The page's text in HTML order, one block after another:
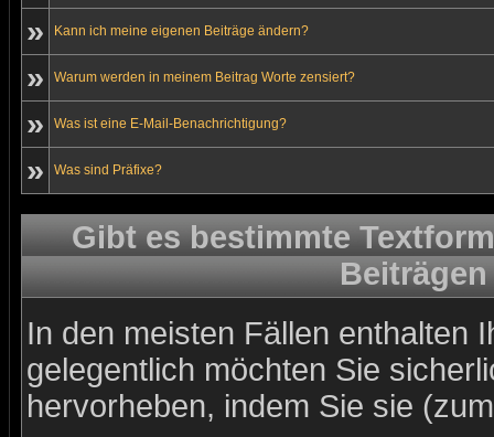
» Kann ich meine eigenen Beiträge ändern?
» Warum werden in meinem Beitrag Worte zensiert?
» Was ist eine E-Mail-Benachrichtigung?
» Was sind Präfixe?
Gibt es bestimmte
In den meisten Fällen enthalten
gelegentlich möchten Sie
hervorheben, indem Sie sie